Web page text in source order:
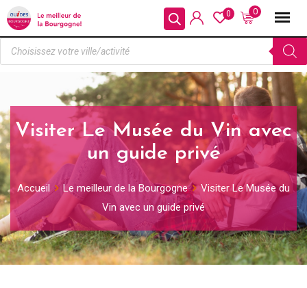
0
0
Visiter Le Musée du Vin avec
un guide privé
Accueil Le meilleur de la Bourgogne
Visiter Le Musée du
Vin avec un guide privé